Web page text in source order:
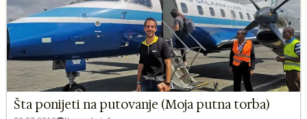
Šta ponijeti na putovanje (Moja putna torba)